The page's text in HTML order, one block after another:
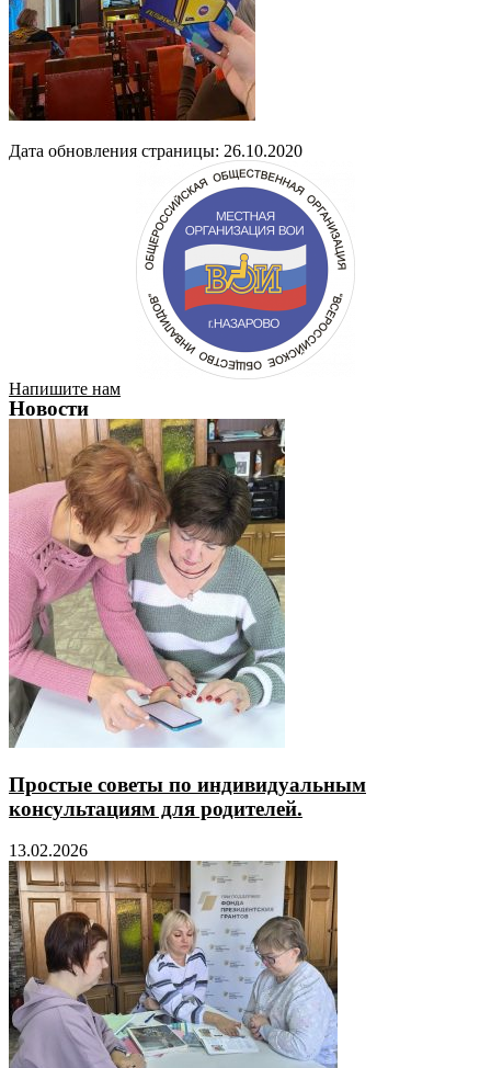
Дата обновления страницы: 26.10.2020
Напишите нам
Новости
Простые советы по индивидуальным
консультациям для родителей.
13.02.2026